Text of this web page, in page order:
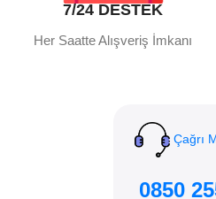
7/24 DESTEK
Her Saatte Alışveriş İmkanı
Çağrı
0850